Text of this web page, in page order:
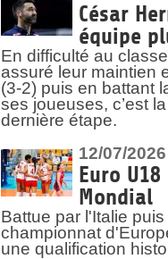
César
équipe
En difficulté au
assuré leur maintien
(3-2) puis en battant
ses joueuses, c’est
dernière étape.
12/07/2026
Euro
Mondial
Battue par l'Italie
championnat
une qualification